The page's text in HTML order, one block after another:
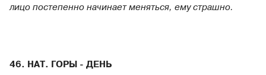
лицо постепенно начинает меняться, ему страшно.
46. НАТ. ГОРЫ - ДЕНЬ